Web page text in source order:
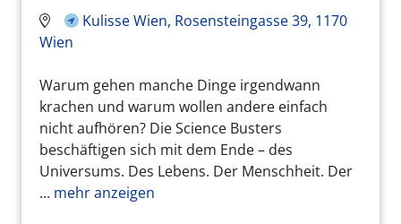
Kulisse Wien, Rosensteingasse 39, 1170
Wien
Warum gehen manche Dinge irgendwann
krachen und warum wollen andere einfach
nicht aufhören? Die Science Busters
beschäftigen sich mit dem Ende – des
Universums. Des Lebens. Der Menschheit. Der
... mehr anzeigen